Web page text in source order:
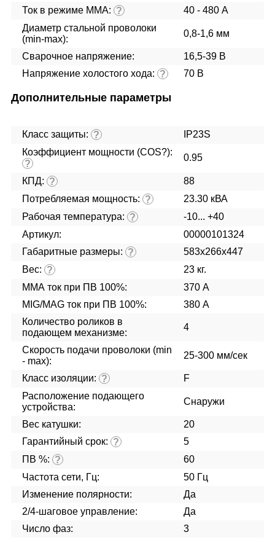
Ток в режиме ММА: ?
40 - 480 А
Диаметр стальной проволоки
(min-max):
0,8-1,6 мм
Сварочное напряжение:
16,5-39 В
Напряжение холостого хода: ? 70 В
Дополнительные параметры
Класс защиты: ?
IP23S
Коэффициент мощности (COS?):
?
0.95
КПД: ?
88
Потребляемая мощность: ?
23.30 кВА
Рабочая температура: ?
-10... +40
Артикул:
00000101324
Габаритные размеры: ?
583х266х447
Вес: ?
23 кг.
ММА ток при ПВ 100%:
370 А
MIG/MAG ток при ПВ 100%:
380 А
Количество роликов в
подающем механизме:
4
Скорость подачи проволоки (min
- max):
25-300 мм/сек
Класс изоляции: ?
F
Расположение подающего
устройства:
Снаружи
Вес катушки:
20
Гарантийный срок: ?
5
ПВ %: ?
60
Частота сети, Гц:
50 Гц
Изменение полярности:
Да
2/4-шаговое управление:
Да
Число фаз:
3